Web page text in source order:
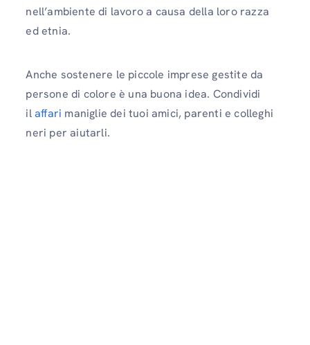
nell’ambiente di lavoro a causa della loro razza
ed etnia.
Anche sostenere le piccole imprese gestite da
persone di colore è una buona idea. Condividi
ilaffari maniglie dei tuoi amici, parenti e colleghi
neri per aiutarli.